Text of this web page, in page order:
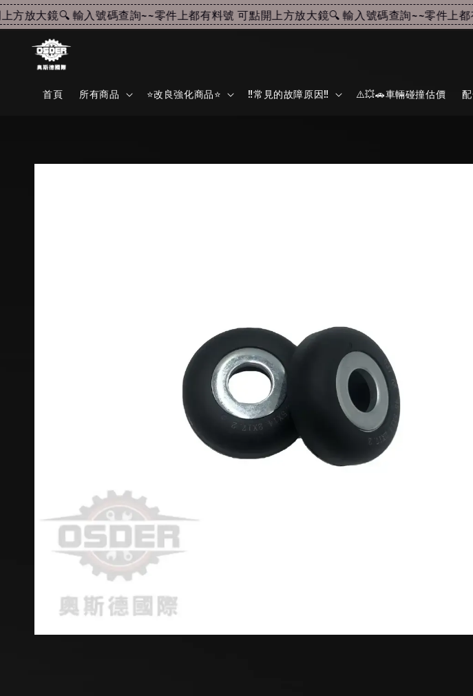
放大鏡🔍 輸入號碼查詢~~零件上都有料號 可點開上方放大鏡🔍 輸入號碼查詢~~零件上都有
首頁 所有商品 ⭐改良強化商品⭐ ‼️常見的故障原因‼️ ⚠️💥🚗車輛碰撞估價